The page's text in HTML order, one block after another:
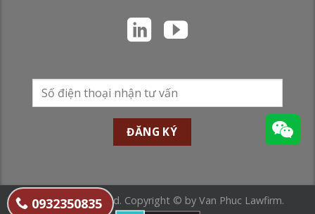
All Rights Reserved. Copyright © by Van Phuc Lawfirm.
0932350835